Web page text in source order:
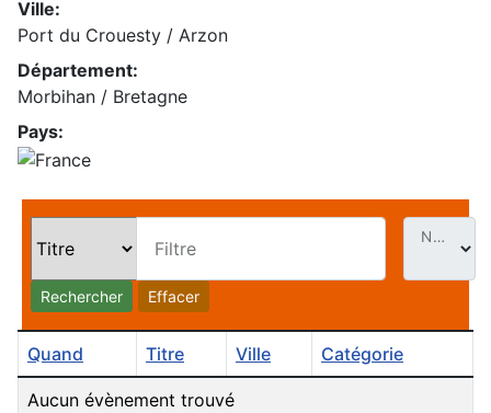
Ville:
Port du Crouesty / Arzon
Département:
Morbihan / Bretagne
Pays:
Filtre
Rechercher Effacer
Nb. Évt par page
Quand Titre Ville Catégorie
Aucun évènement trouvé